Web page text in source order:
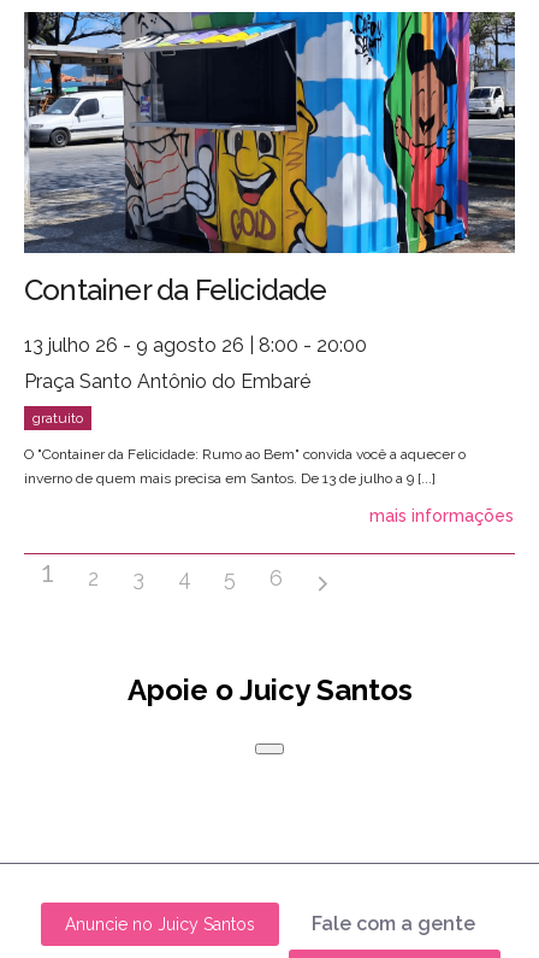
Container da Felicidade
13 julho 26 - 9 agosto 26 | 8:00 - 20:00
Praça Santo Antônio do Embaré
O "Container da Felicidade: Rumo ao Bem" convida você a aquecer o
inverno de quem mais precisa em Santos. De 13 de julho a 9 [...]
mais informações
1 2 3 4 5 6
Apoie o Juicy Santos
Anuncie no Juicy Santos Fale com a gente